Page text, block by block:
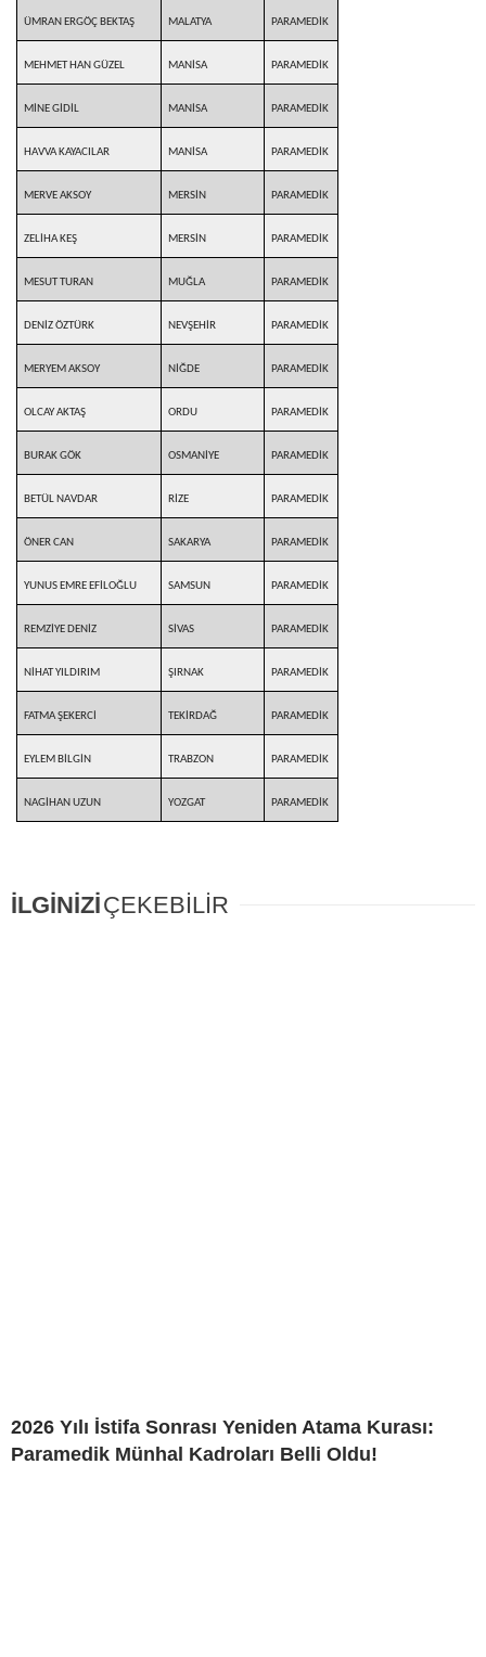
ÜMRAN ERGÖÇ BEKTAŞ MALATYA PARAMEDİK
MEHMET HAN GÜZEL MANİSA PARAMEDİK
MİNE GİDİL MANİSA PARAMEDİK
HAVVA KAYACILAR MANİSA PARAMEDİK
MERVE AKSOY MERSİN PARAMEDİK
ZELİHA KEŞ MERSİN PARAMEDİK
MESUT TURAN MUĞLA PARAMEDİK
DENİZ ÖZTÜRK NEVŞEHİR PARAMEDİK
MERYEM AKSOY NİĞDE PARAMEDİK
OLCAY AKTAŞ ORDU PARAMEDİK
BURAK GÖK OSMANİYE PARAMEDİK
BETÜL NAVDAR RİZE PARAMEDİK
ÖNER CAN SAKARYA PARAMEDİK
YUNUS EMRE EFİLOĞLU SAMSUN PARAMEDİK
REMZİYE DENİZ SİVAS PARAMEDİK
NİHAT YILDIRIM ŞIRNAK PARAMEDİK
FATMA ŞEKERCİ TEKİRDAĞ PARAMEDİK
EYLEM BİLGİN TRABZON PARAMEDİK
NAGİHAN UZUN YOZGAT PARAMEDİK
İLGİNİZİÇEKEBİLİR
2026 Yılı İstifa Sonrası Yeniden Atama Kurası:
Paramedik Münhal Kadroları Belli Oldu!